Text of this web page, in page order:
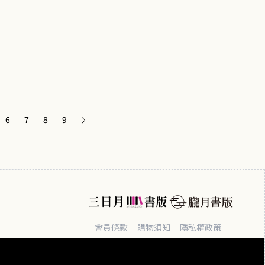
6 7 8 9
會員條款 購物須知 隱私權政策